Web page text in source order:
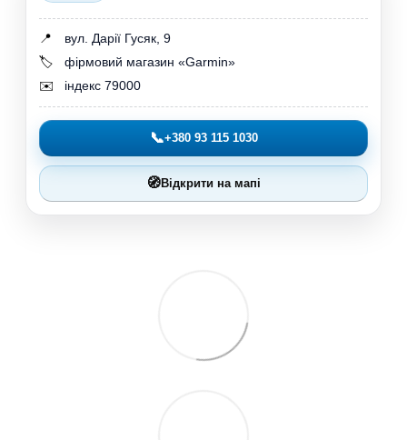
📍
вул. Дарії Гусяк, 9
🏷️
фірмовий магазин «Garmin»
✉️
індекс 79000
📞+380 93 115 1030
🧭Відкрити на мапі